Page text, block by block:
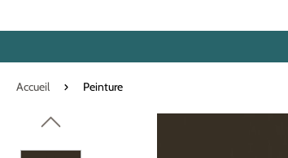
Accueil Peinture
Ignorer la galerie d'images